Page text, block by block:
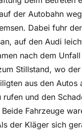
der Autobahn
Dabei fuhr
auf den Audi
nach dem
Stillstand, wo
aus den Autos
rufen und den
Fahrzeuge
der Kläger sich